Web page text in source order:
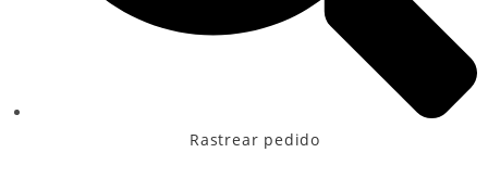
Rastrear pedido